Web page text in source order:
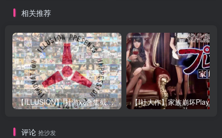
相关推荐
【ILLUSION】I社游戏合集截至2025 无修正汉化硬盘纯净版手慢无[微云/OD]
评论 抢沙发